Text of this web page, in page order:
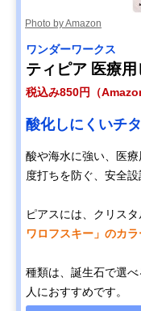
Photo by Amazon
ワンダーワークス
ティピア 医療用
税込み850円（
酸化しにくいチ
酸や海水に強い、医
度打ちを防ぐ、安全設
ピアスには、クリス
ワロフスキー」のカ
種類は、誕生石で選
人におすすめです。